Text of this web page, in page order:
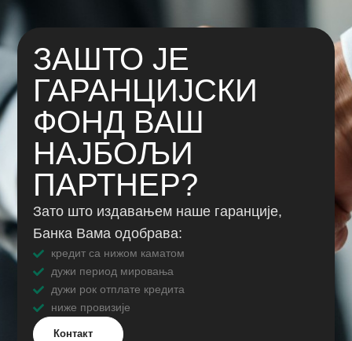
ЗАШТО ЈЕ
ГАРАНЦИЈСКИ
ФОНД ВАШ
НАЈБОЉИ
ПАРТНЕР?
Зато што издавањем наше гаранције,
Банка Вама одобрава:
кредит са нижом каматом
дужи период мировања
дужи рок отплате кредита
ниже провизије
Контакт